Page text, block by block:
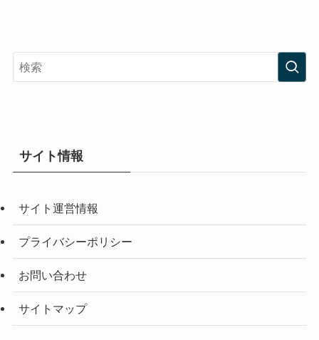
サイト情報
サイト運営情報
プライバシーポリシー
お問い合わせ
サイトマップ